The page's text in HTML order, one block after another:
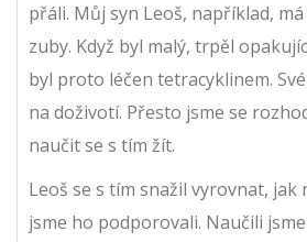
přáli. Můj syn Leoš, například,
zuby. Když byl malý, trpěl
byl proto léčen tetracyklinem.
na doživotí. Přesto jsme se
naučit se s tím žít.
Leoš se s tím snažil vyrovnat, jak
jsme ho podporovali. Naučili